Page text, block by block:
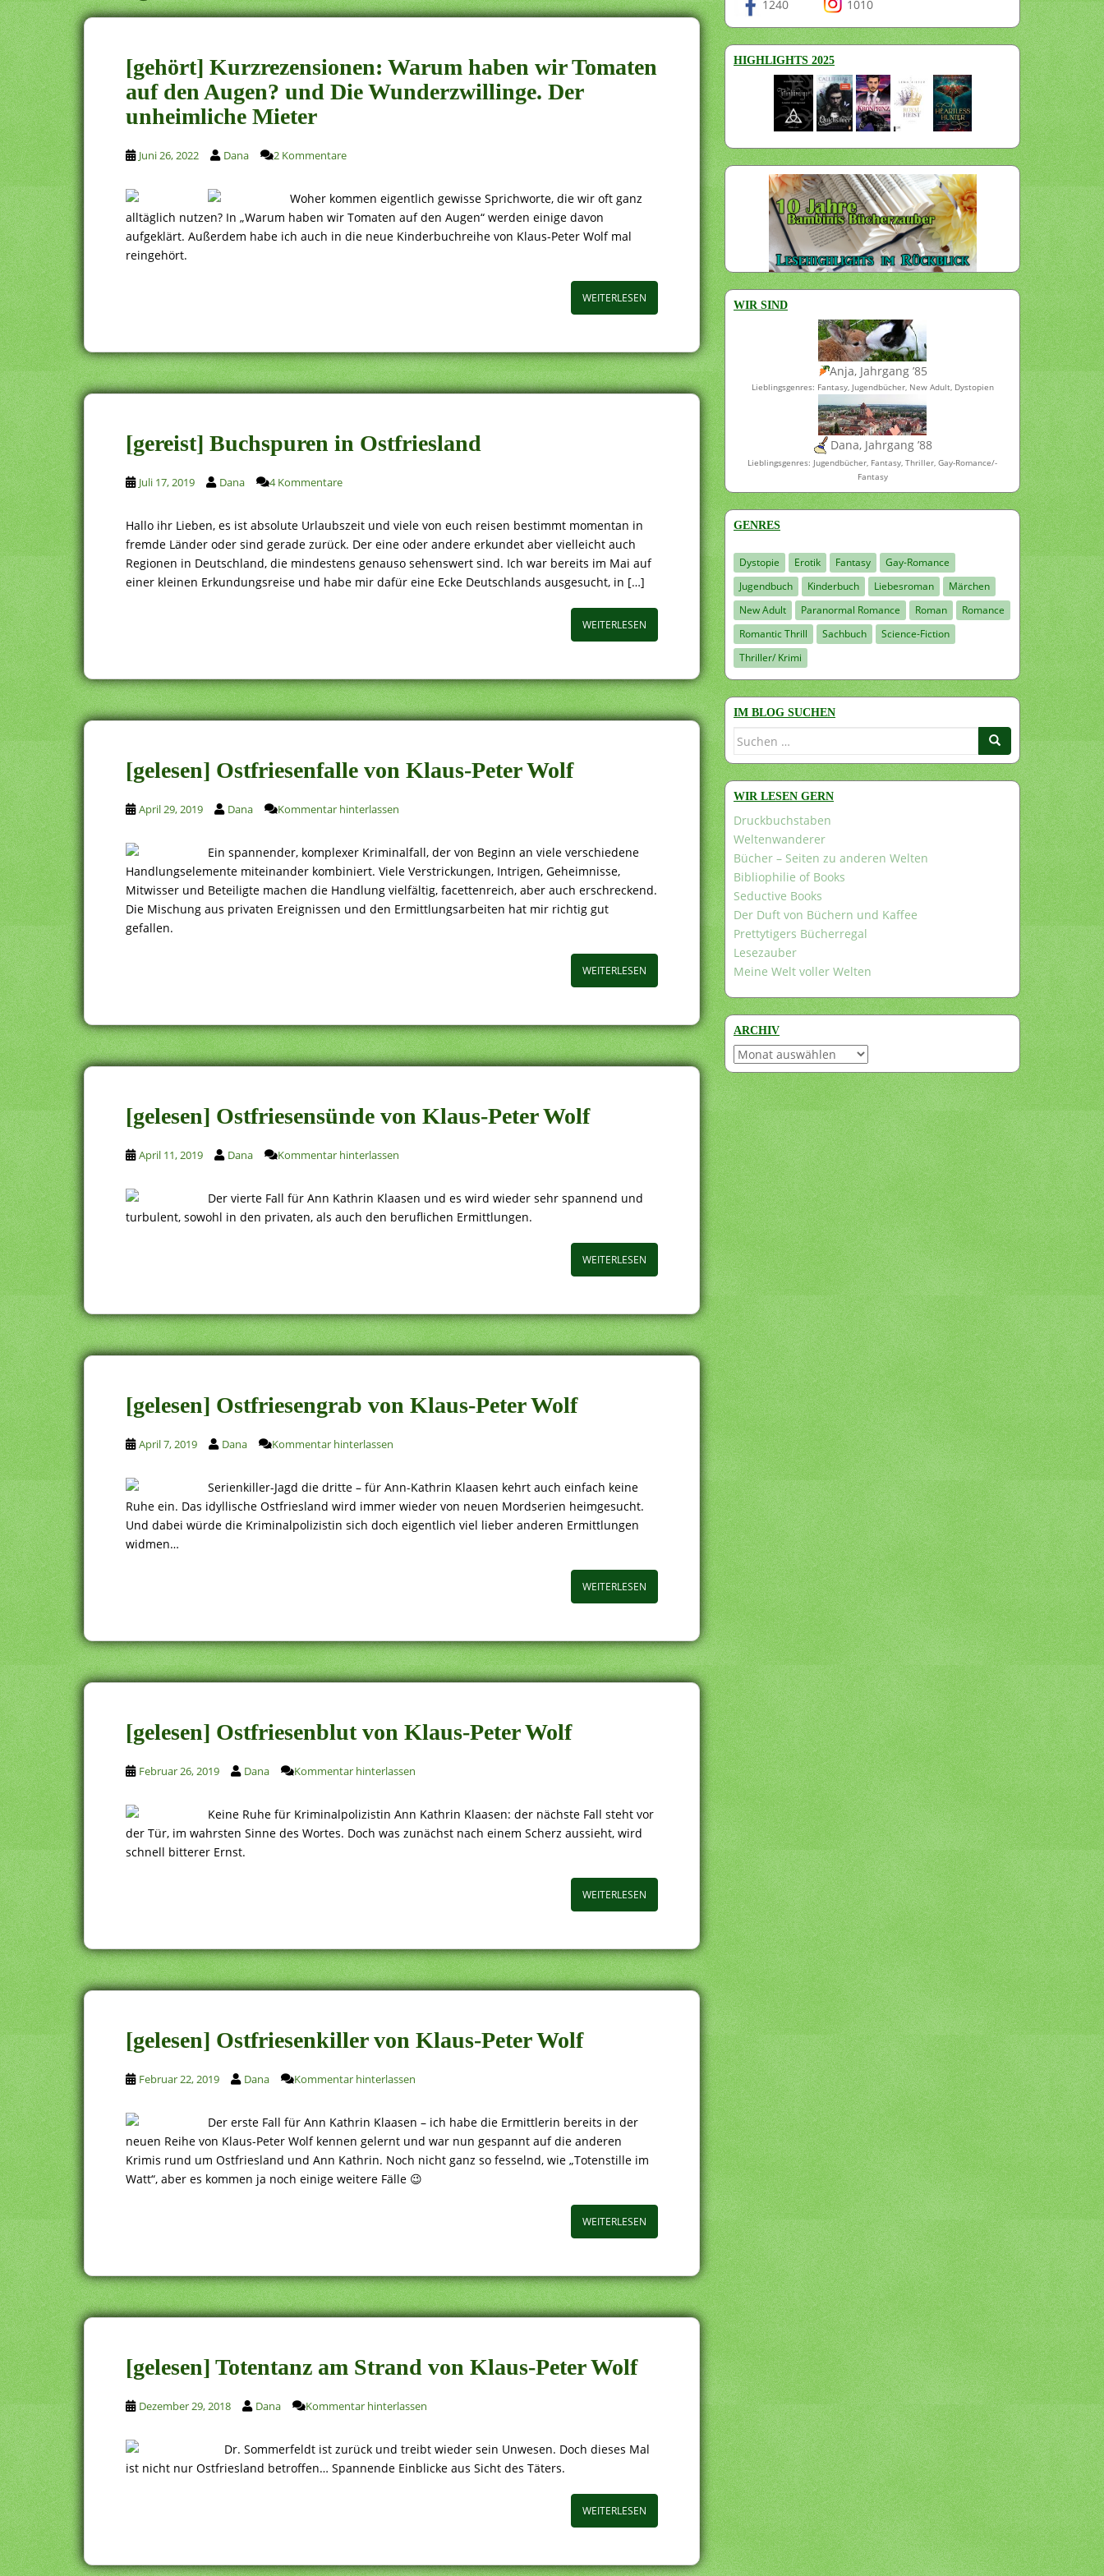
[gehört] Kurzrezensionen: Warum haben wir Tomaten
auf den Augen? und Die Wunderzwillinge. Der
unheimliche Mieter
Juni 26, 2022 Dana 2 Kommentare
Woher kommen eigentlich gewisse Sprichworte, die wir oft ganz
alltäglich nutzen? In „Warum haben wir Tomaten auf den Augen“ werden einige davon
aufgeklärt. Außerdem habe ich auch in die neue Kinderbuchreihe von Klaus-Peter Wolf mal
reingehört.
WEITERLESEN
[gereist] Buchspuren in Ostfriesland
Juli 17, 2019 Dana 4 Kommentare
Hallo ihr Lieben, es ist absolute Urlaubszeit und viele von euch reisen bestimmt momentan in
fremde Länder oder sind gerade zurück. Der eine oder andere erkundet aber vielleicht auch
Regionen in Deutschland, die mindestens genauso sehenswert sind. Ich war bereits im Mai auf
einer kleinen Erkundungsreise und habe mir dafür eine Ecke Deutschlands ausgesucht, in […]
WEITERLESEN
[gelesen] Ostfriesenfalle von Klaus-Peter Wolf
April 29, 2019 Dana Kommentar hinterlassen
Ein spannender, komplexer Kriminalfall, der von Beginn an viele verschiedene
Handlungselemente miteinander kombiniert. Viele Verstrickungen, Intrigen, Geheimnisse,
Mitwisser und Beteiligte machen die Handlung vielfältig, facettenreich, aber auch erschreckend.
Die Mischung aus privaten Ereignissen und den Ermittlungsarbeiten hat mir richtig gut
gefallen.
WEITERLESEN
[gelesen] Ostfriesensünde von Klaus-Peter Wolf
April 11, 2019 Dana Kommentar hinterlassen
Der vierte Fall für Ann Kathrin Klaasen und es wird wieder sehr spannend und
turbulent, sowohl in den privaten, als auch den beruflichen Ermittlungen.
WEITERLESEN
[gelesen] Ostfriesengrab von Klaus-Peter Wolf
April 7, 2019 Dana Kommentar hinterlassen
Serienkiller-Jagd die dritte – für Ann-Kathrin Klaasen kehrt auch einfach keine
Ruhe ein. Das idyllische Ostfriesland wird immer wieder von neuen Mordserien heimgesucht.
Und dabei würde die Kriminalpolizistin sich doch eigentlich viel lieber anderen Ermittlungen
widmen…
WEITERLESEN
[gelesen] Ostfriesenblut von Klaus-Peter Wolf
Februar 26, 2019 Dana Kommentar hinterlassen
Keine Ruhe für Kriminalpolizistin Ann Kathrin Klaasen: der nächste Fall steht vor
der Tür, im wahrsten Sinne des Wortes. Doch was zunächst nach einem Scherz aussieht, wird
schnell bitterer Ernst.
WEITERLESEN
[gelesen] Ostfriesenkiller von Klaus-Peter Wolf
Februar 22, 2019 Dana Kommentar hinterlassen
Der erste Fall für Ann Kathrin Klaasen – ich habe die Ermittlerin bereits in der
neuen Reihe von Klaus-Peter Wolf kennen gelernt und war nun gespannt auf die anderen
Krimis rund um Ostfriesland und Ann Kathrin. Noch nicht ganz so fesselnd, wie „Totenstille im
Watt“, aber es kommen ja noch einige weitere Fälle 😉
WEITERLESEN
[gelesen] Totentanz am Strand von Klaus-Peter Wolf
Dezember 29, 2018 Dana Kommentar hinterlassen
Dr. Sommerfeldt ist zurück und treibt wieder sein Unwesen. Doch dieses Mal
ist nicht nur Ostfriesland betroffen… Spannende Einblicke aus Sicht des Täters.
WEITERLESEN
1240 1010
HIGHLIGHTS 2025
WIR SIND
Anja, Jahrgang ’85
Lieblingsgenres: Fantasy, Jugendbücher, New Adult, Dystopien
Dana, Jahrgang ’88
Lieblingsgenres: Jugendbücher, Fantasy, Thriller, Gay-Romance/-
Fantasy
GENRES
Dystopie Erotik Fantasy
Gay-Romance
Jugendbuch
Kinderbuch Liebesroman
Märchen
New Adult
Paranormal Romance Roman
Romance
Romantic Thrill
Sachbuch
Science-Fiction
Thriller/ Krimi
IM BLOG SUCHEN
Suchen
WIR LESEN GERN
Druckbuchstaben
Weltenwanderer
Bücher – Seiten zu anderen Welten
Bibliophilie of Books
Seductive Books
Der Duft von Büchern und Kaffee
Prettytigers Bücherregal
Lesezauber
Meine Welt voller Welten
ARCHIV
Archiv